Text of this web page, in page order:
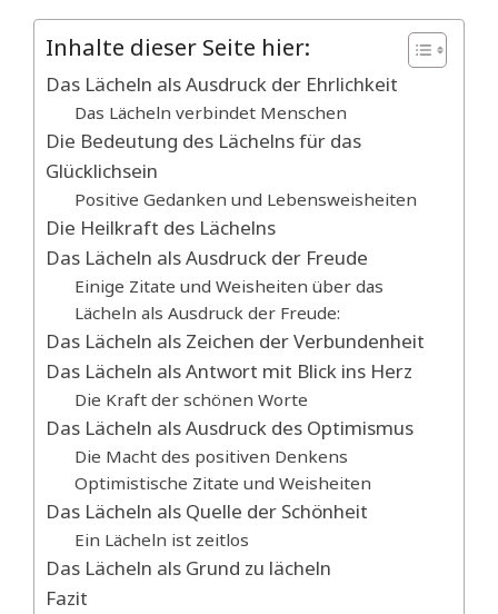
Inhalte dieser Seite hier:
Das Lächeln als Ausdruck der Ehrlichkeit
Das Lächeln verbindet Menschen
Die Bedeutung des Lächelns für das
Glücklichsein
Positive Gedanken und Lebensweisheiten
Die Heilkraft des Lächelns
Das Lächeln als Ausdruck der Freude
Einige Zitate und Weisheiten über das
Lächeln als Ausdruck der Freude:
Das Lächeln als Zeichen der Verbundenheit
Das Lächeln als Antwort mit Blick ins Herz
Die Kraft der schönen Worte
Das Lächeln als Ausdruck des Optimismus
Die Macht des positiven Denkens
Optimistische Zitate und Weisheiten
Das Lächeln als Quelle der Schönheit
Ein Lächeln ist zeitlos
Das Lächeln als Grund zu lächeln
Fazit